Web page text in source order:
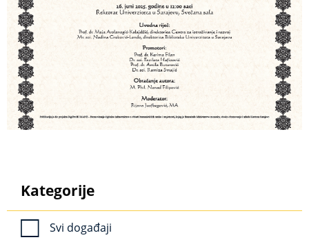
Kategorije
Svi događaji